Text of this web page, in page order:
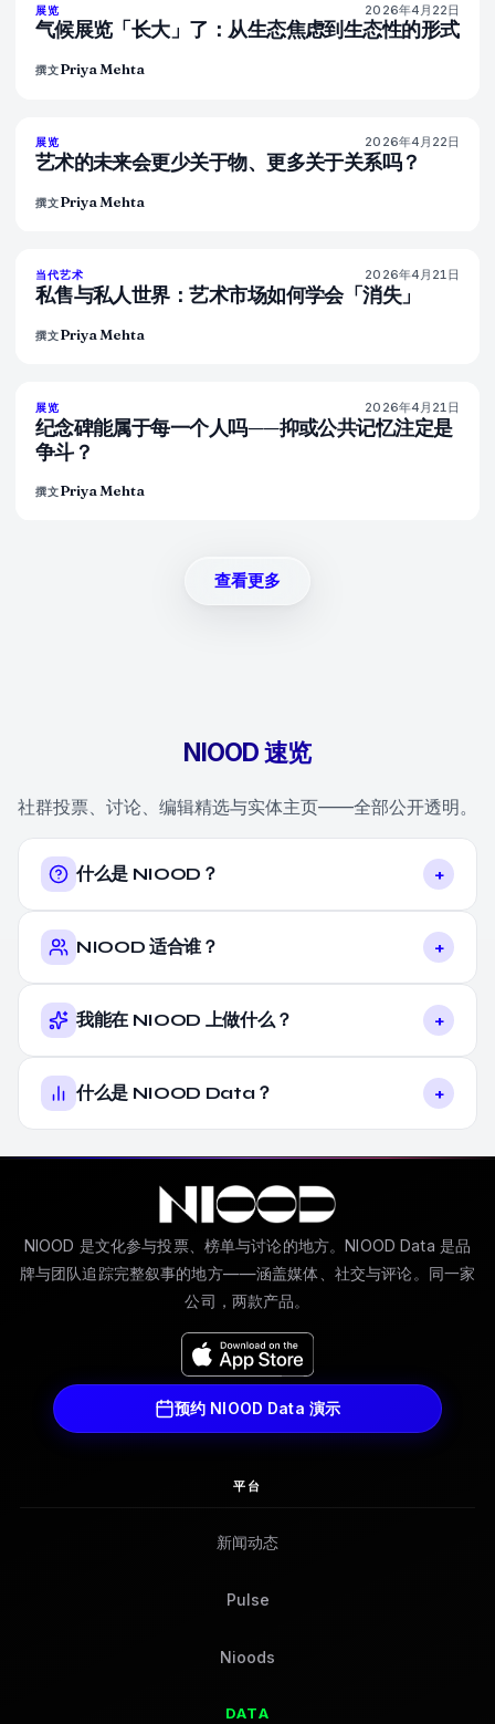
74% 44
展览 2026年4月22日
气候展览「长大」了：从生态焦虑到生态性的形式
撰文Priya Mehta
80 % 117
展览 2026年4月22日
艺术的未来会更少关于物、更多关于关系吗？
撰文Priya Mehta
72% 52
当代艺术 2026年4月21日
私售与私人世界：艺术市场如何学会「消失」
撰文Priya Mehta
77% 45
展览 2026年4月21日
纪念碑能属于每一个人吗——抑或公共记忆注定是
争斗？
撰文Priya Mehta
查看更多
NIOOD 速览
社群投票、讨论、编辑精选与实体主页——全部公开透明。
什么是 NIOOD？ +
NIOOD 适合谁？ +
我能在 NIOOD 上做什么？ +
什么是 NIOOD Data？ +
NIOOD 是文化参与投票、榜单与讨论的地方。NIOOD Data 是品
牌与团队追踪完整叙事的地方——涵盖媒体、社交与评论。同一家
公司，两款产品。
预约 NIOOD Data 演示
平台
新闻动态
Pulse
Nioods
DATA